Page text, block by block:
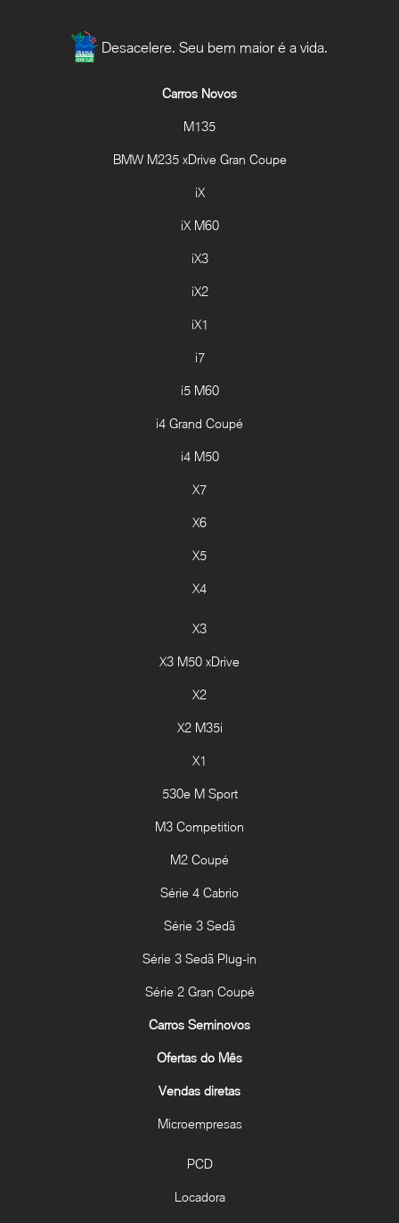
Desacelere. Seu bem maior é a vida.
Carros Novos
M135
BMW M235 xDrive Gran Coupe
iX
iX M60
iX3
iX2
iX1
i7
i5 M60
i4 Grand Coupé
i4 M50
X7
X6
X5
X4
X3
X3 M50 xDrive
X2
X2 M35i
X1
530e M Sport
M3 Competition
M2 Coupé
Série 4 Cabrio
Série 3 Sedã
Série 3 Sedã Plug-in
Série 2 Gran Coupé
Carros Seminovos
Ofertas do Mês
Vendas diretas
Microempresas
PCD
Locadora